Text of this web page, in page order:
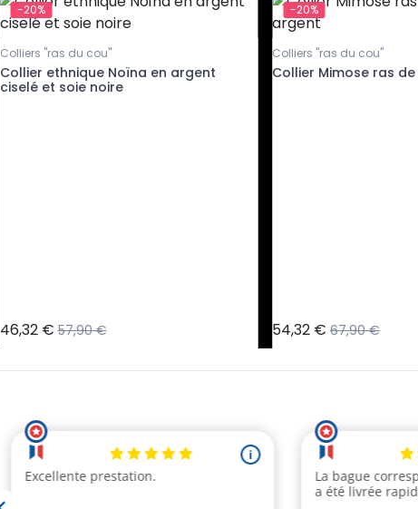
-20%
Colliers "ras du cou"
Collier ethnique Noïna en argent
ciselé et soie noire
46,32 € 57,90 €
-20%
Colliers "ras du cou"
Collier Mimose ras
54,32 € 67,90 €